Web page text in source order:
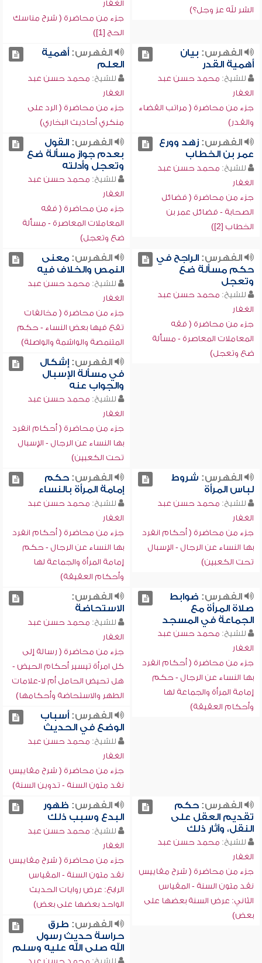
الشر لله عز وجل؟)
الغفار
جزء من محاضرة ( شرح مناسك
الحج [1])
الفهرس: بيان
أهمية القدر
للشيخ: محمد حسن عبد
الغفار
جزء من محاضرة ( مراتب القضاء
والقدر)
الفهرس:أهمية
العلم
للشيخ: محمد حسن عبد
الغفار
جزء من محاضرة ( الرد على
منكري أحاديث البخاري)
الفهرس:زهد وورع
عمر بن الخطاب
للشيخ: محمد حسن عبد
الغفار
جزء من محاضرة ( فضائل
الصحابة - فضائل عمر بن
الخطاب [2])
الفهرس:القول
بعدم جواز مسألة ضع
وتعجل وأدلته
للشيخ: محمد حسن عبد
الغفار
جزء من محاضرة ( فقه
المعاملات المعاصرة - مسألة
ضع وتعجل)
الفهرس:الراجح في
حكم مسألة ضع
وتعجل
للشيخ: محمد حسن عبد
الغفار
جزء من محاضرة ( فقه
المعاملات المعاصرة - مسألة
ضع وتعجل)
الفهرس:معنى
النمص والخلاف فيه
للشيخ: محمد حسن عبد
الغفار
جزء من محاضرة ( مخالفات
تقع فيها بعض النساء - حكم
المتنمصة والواشمة والواصلة)
الفهرس:إشكال
في مسألة الإسبال
والجواب عنه
للشيخ: محمد حسن عبد
الغفار
جزء من محاضرة ( أحكام انفرد
بها النساء عن الرجال - الإسبال
تحت الكعبين)
الفهرس: شروط
لباس المرأة
للشيخ: محمد حسن عبد
الغفار
جزء من محاضرة ( أحكام انفرد
بها النساء عن الرجال - الإسبال
تحت الكعبين)
الفهرس:حكم
إمامة المرأة بالنساء
للشيخ: محمد حسن عبد
الغفار
جزء من محاضرة ( أحكام انفرد
بها النساء عن الرجال - حكم
إمامة المرأة والجماعة لها
وأحكام العقيقة)
الفهرس: ضوابط
صلاة المرأة مع
الجماعة في المسجد
للشيخ: محمد حسن عبد
الغفار
جزء من محاضرة ( أحكام انفرد
بها النساء عن الرجال - حكم
إمامة المرأة والجماعة لها
وأحكام العقيقة)
الفهرس:
الاستحاضة
للشيخ: محمد حسن عبد
الغفار
جزء من محاضرة ( رسالة إلى
كل امرأة تيسير أحكام الحيض -
هل تحيض الحامل أم لا-علامات
الطهر والاستحاضة وأحكامها)
الفهرس:أسباب
الوضع في الحديث
للشيخ: محمد حسن عبد
الغفار
جزء من محاضرة ( شرح مقاييس
نقد متون السنة - تدوين السنة)
الفهرس:حكم
تقديم العقل على
النقل، وآثار ذلك
للشيخ: محمد حسن عبد
الغفار
جزء من محاضرة ( شرح مقاييس
نقد متون السنة - المقياس
الثاني: عرض السنة بعضها على
بعض)
الفهرس: ظهور
البدع وسبب ذلك
للشيخ: محمد حسن عبد
الغفار
جزء من محاضرة ( شرح مقاييس
نقد متون السنة - المقياس
الرابع: عرض روايات الحديث
الواحد بعضها على بعض)
الفهرس: طرق
حراسة حديث رسول
الله صلى الله عليه وسلم
للشيخ: محمد حسن عبد